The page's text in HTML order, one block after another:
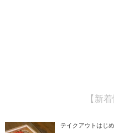
【新
テイクアウトはじ